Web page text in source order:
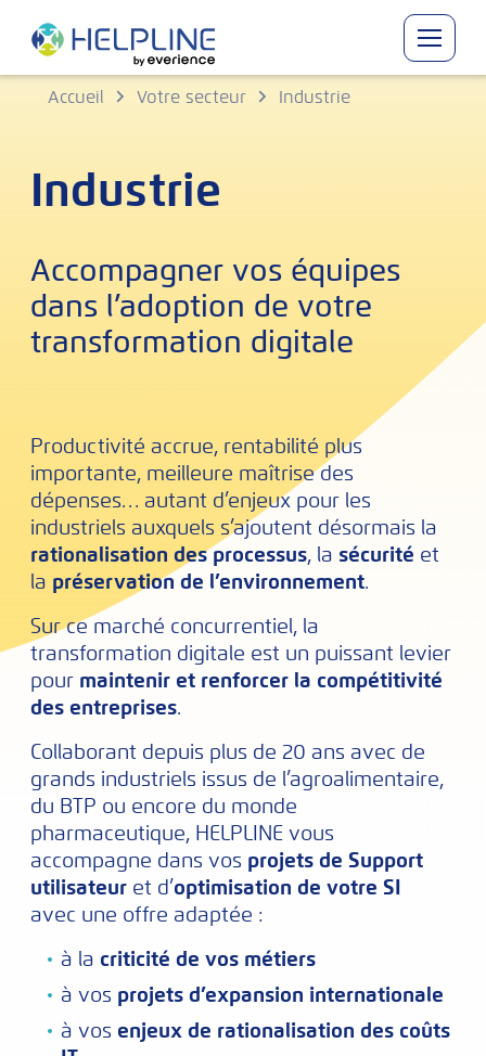
Accueil Votre secteur Industrie
Industrie
Accompagner vos équipes
dans l’adoption de votre
transformation digitale
Productivité accrue, rentabilité plus
importante, meilleure maîtrise des
dépenses… autant d’enjeux pour les
industriels auxquels s’ajoutent désormais la
rationalisation des processus, la sécurité et
la préservation de l’environnement.
Sur ce marché concurrentiel, la
transformation digitale est un puissant levier
pour maintenir et renforcer la compétitivité
des entreprises.
Collaborant depuis plus de 20 ans avec de
grands industriels issus de l’agroalimentaire,
du BTP ou encore du monde
pharmaceutique, HELPLINE vous
accompagne dans vos projets de Support
utilisateur et d’optimisation de votre SI
avec une offre adaptée :
à la criticité de vos métiers
à vos projets d’expansion internationale
à vos enjeux de rationalisation des coûts